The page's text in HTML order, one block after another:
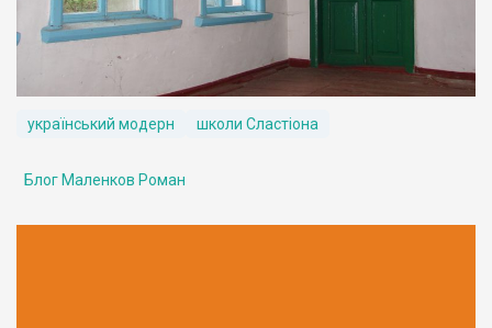
український модерн школи Сластіона
Блог Маленков Роман